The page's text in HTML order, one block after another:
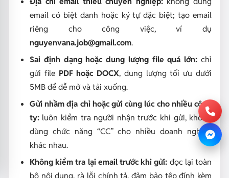
email có biệt danh hoặc ký tự đặc biệt; tạo email
riêng cho công việc, ví dụ
nguyenvana.job@gmail.com.
Sai định dạng hoặc dung lượng file quá lớn: chỉ
gửi file PDF hoặc DOCX, dung lượng tối ưu dưới
5MB để dễ mở và tải xuống.
Gửi nhầm địa chỉ hoặc gửi cùng lúc cho nhiều công
ty:luôn kiểm tra người nhận trước khi gửi, không
dùng chức năng “CC” cho nhiều doanh nghiệp
khác nhau.
Không kiểm tra lại email trước khi gửi: đọc lại toàn
bộ nội dung, rà lỗi chính tả, đảm bảo tệp đính kèm